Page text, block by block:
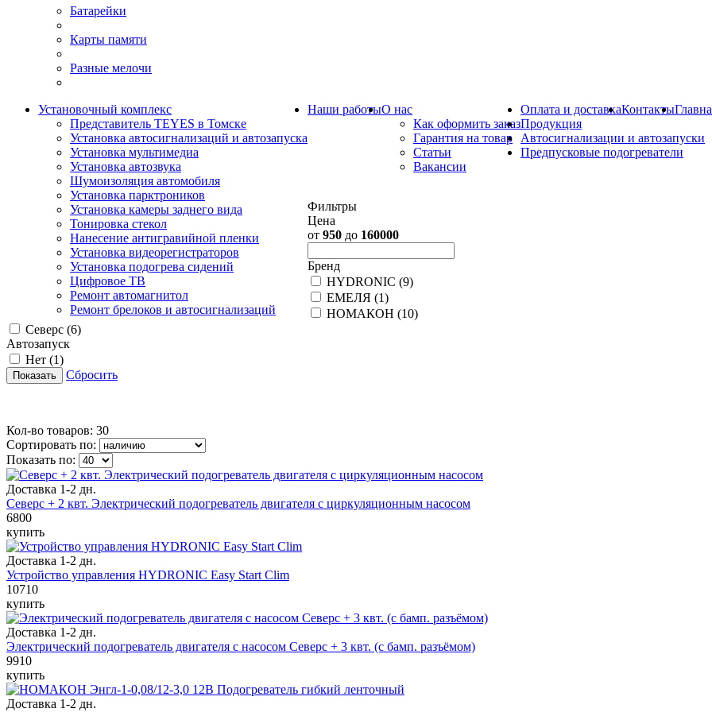
Батарейки
Карты памяти
Разные мелочи
Установочный комплекс
Представитель TEYES в Томске
Установка автосигнализаций и автозапуска
Установка мультимедиа
Установка автозвука
Шумоизоляция автомобиля
Установка парктроников
Установка камеры заднего вида
Тонировка стекол
Нанесение антигравийной пленки
Установка видеорегистраторов
Установка подогрева сидений
Цифровое ТВ
Ремонт автомагнитол
Ремонт брелоков и автосигнализаций
Наши работыО нас
Как оформить заказ
Гарантия на товар
Статьи
Вакансии
Оплата и доставкаКонтакты
Продукция
Автосигнализации и автозапуски
Предпусковые подогреватели
Фильтры
Цена
от 950 до 160000
Бренд
HYDRONIC (9)
ЕМЕЛЯ (1)
НОМАКОН (10)
Северс (6)
Автозапуск
Нет (1)
Показать Сбросить
Кол-во товаров: 30
Сортировать по:
Показать по:
Доставка 1-2 дн.
Северс + 2 квт. Электрический подогреватель двигателя с циркуляционным насосом
6800
купить
Доставка 1-2 дн.
Устройство управления HYDRONIC Easy Start Clim
10710
купить
Доставка 1-2 дн.
Электрический подогреватель двигателя с насосом Северс + 3 квт. (с бамп. разъёмом)
9910
купить
Доставка 1-2 дн.